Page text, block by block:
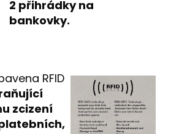
2 přihrádky na
bankovky.
RFID
zcizení